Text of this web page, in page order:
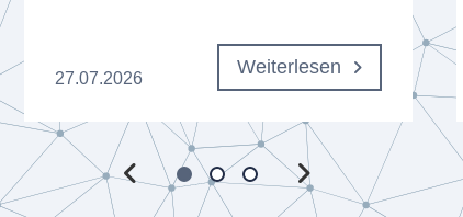
27.07.2026
Weiterlesen